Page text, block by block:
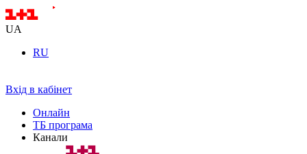
UA
RU
Вхід в кабінет
Онлайн
ТБ програма
Канали